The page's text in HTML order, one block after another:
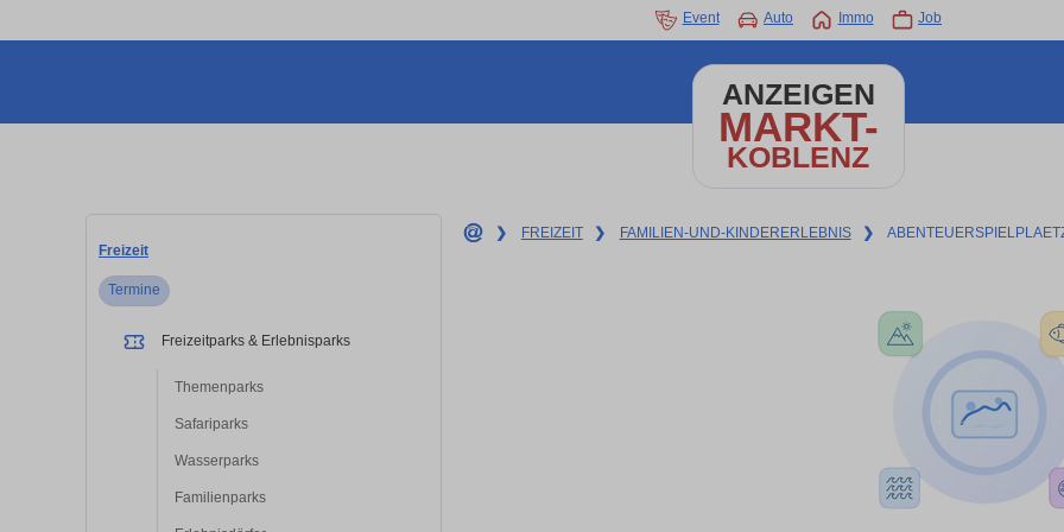
Event Auto Immo Job
ANZEIGEN
MARKT-
KOBLENZ
Freizeit
Termine
Freizeitparks & Erlebnisparks
Themenparks
Safariparks
Wasserparks
Familienparks
❯ FREIZEIT ❯ FAMILIEN-UND-KINDERERLEBNIS ❯